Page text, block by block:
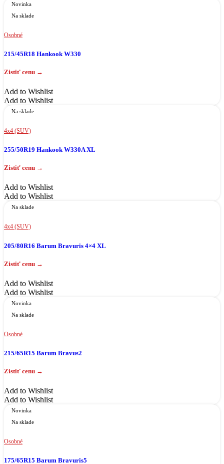
Novinka
Na sklade
Osobné
215/45R18 Hankook W330
Add to Wishlist
Add to Wishlist
Na sklade
4x4 (SUV)
255/50R19 Hankook W330A XL
Add to Wishlist
Add to Wishlist
Na sklade
4x4 (SUV)
205/80R16 Barum Bravuris 4×4 XL
Add to Wishlist
Add to Wishlist
Novinka
Na sklade
Osobné
215/65R15 Barum Bravus2
Add to Wishlist
Add to Wishlist
Novinka
Na sklade
Osobné
175/65R15 Barum Bravuris5